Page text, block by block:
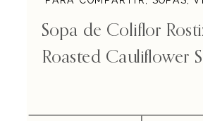
Sopa de Coliflor
Roasted Cauliflower